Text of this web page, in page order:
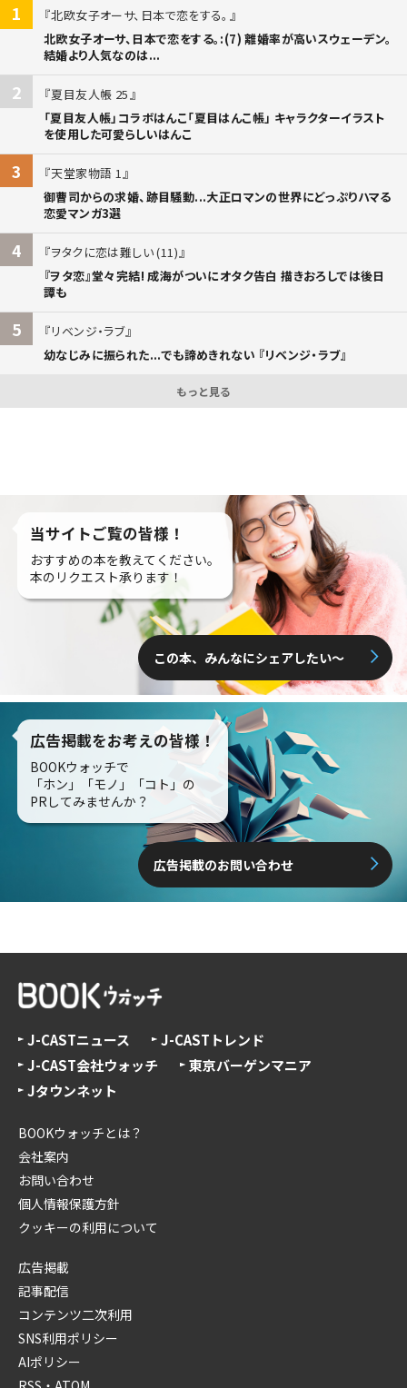
1
北欧女子オーサ、日本で恋をする。
北欧女子オーサ、日本で恋をする。:(7) 離婚率が高いスウェーデン。
結婚より人気なのは...
2
夏目友人帳 25
「夏目友人帳」コラボはんこ「夏目はんこ帳」 キャラクターイラスト
を使用した可愛らしいはんこ
3
天堂家物語 1
御曹司からの求婚、跡目騒動...大正ロマンの世界にどっぷりハマる
恋愛マンガ3選
4
ヲタクに恋は難しい (11)
『ヲタ恋』堂々完結! 成海がついにオタク告白 描きおろしでは後日
譚も
5
リベンジ・ラブ
幼なじみに振られた...でも諦めきれない 『リベンジ・ラブ』
もっと見る
当サイトご覧の皆様！
おすすめの本を教えてください。
本のリクエスト承ります！
この本、みんなにシェアしたい〜
広告掲載をお考えの皆様！
BOOKウォッチで
「ホン」「モノ」「コト」の
PRしてみませんか？
広告掲載のお問い合わせ
J-CASTニュース
J-CASTトレンド
J-CAST会社ウォッチ
東京バーゲンマニア
Jタウンネット
BOOKウォッチとは？
会社案内
お問い合わせ
個人情報保護方針
クッキーの利用について
広告掲載
記事配信
コンテンツ二次利用
SNS利用ポリシー
AIポリシー